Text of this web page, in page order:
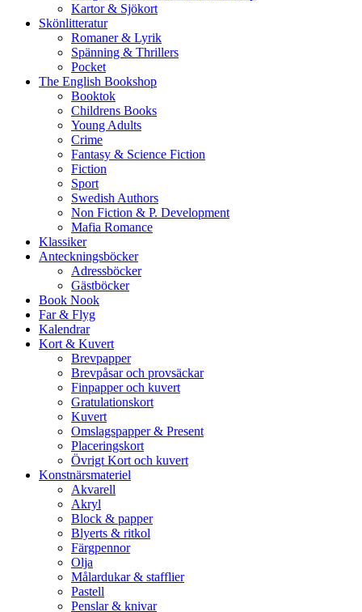
Kartor & Sjökort
Skönlitteratur
Romaner & Lyrik
Spänning & Thrillers
Pocket
The English Bookshop
Booktok
Childrens Books
Young Adults
Crime
Fantasy & Science Fiction
Fiction
Sport
Swedish Authors
Non Fiction & P. Development
Mafia Romance
Klassiker
Anteckningsböcker
Adressböcker
Gästböcker
Book Nook
Far & Flyg
Kalendrar
Kort & Kuvert
Brevpapper
Brevpåsar och provsäckar
Finpapper och kuvert
Gratulationskort
Kuvert
Omslagspapper & Present
Placeringskort
Övrigt Kort och kuvert
Konstnärsmateriel
Akvarell
Akryl
Block & papper
Blyerts & ritkol
Färgpennor
Olja
Målardukar & stafflier
Pastell
Penslar & knivar